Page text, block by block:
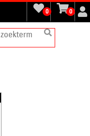
0 0